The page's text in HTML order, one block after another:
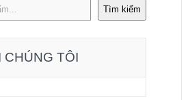
Tìm kiếm
CHÚNG TÔI